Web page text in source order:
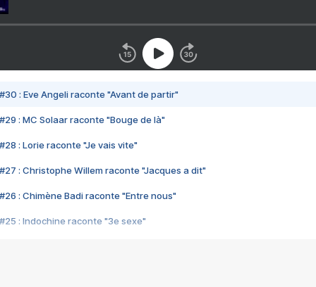
#30 : Eve Angeli raconte "Avant de partir"
#29 : MC Solaar raconte "Bouge de là"
#28 : Lorie raconte "Je vais vite"
#27 : Christophe Willem raconte "Jacques a dit"
#26 : Chimène Badi raconte "Entre nous"
#25 : Indochine raconte "3e sexe"